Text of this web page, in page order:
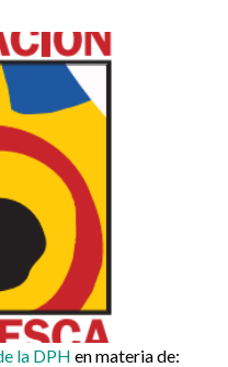
la DPH en materia de: